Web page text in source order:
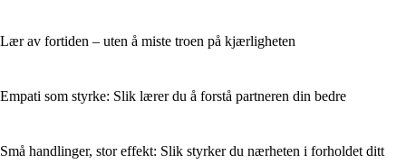
Lær av fortiden – uten å miste troen på kjærligheten
Empati som styrke: Slik lærer du å forstå partneren din bedre
Små handlinger, stor effekt: Slik styrker du nærheten i forholdet ditt